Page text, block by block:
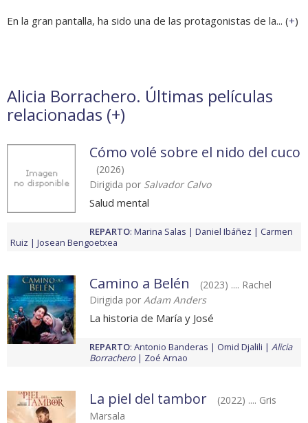
En la gran pantalla, ha sido una de las protagonistas de la... (+)
Alicia Borrachero. Últimas películas
relacionadas (+)
Cómo volé sobre el nido del cuco
(2026)
Dirigida por Salvador Calvo
Salud mental
REPARTO: Marina Salas Daniel Ibáñez
Carmen
Ruiz
Josean Bengoetxea
Camino a Belén
(2023) .... Rachel
Dirigida por Adam Anders
La historia de María y José
REPARTO: Antonio Banderas Omid Djalili
Alicia
Borrachero
Zoé Arnao
La piel del tambor
(2022) .... Gris
Marsala